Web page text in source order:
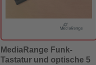
MediaRange Funk-
Tastatur und optische 5